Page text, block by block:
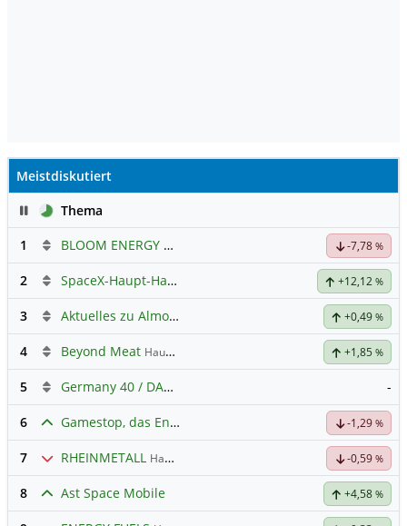
Meistdiskutiert
PauseThema
1
BLOOM ENERGY A -7,78 %
2 SpaceX-Haupt-Hauptforum +12,12 %
3 Aktuelles zu Almonty Industries +0,49 %
4 Beyond Meat Hauptdiskussion +1,85 %
5 Germany 40 / DAX Prognose -
6 Gamestop, das Ende naht -1,29 %
7 RHEINMETALL Hauptdiskussion -0,59 %
8 Ast Space Mobile +4,58 %